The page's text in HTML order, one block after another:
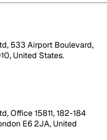
533 Airport Boulevard,
United States.
Office 15811, 182-184
E6 2JA, United